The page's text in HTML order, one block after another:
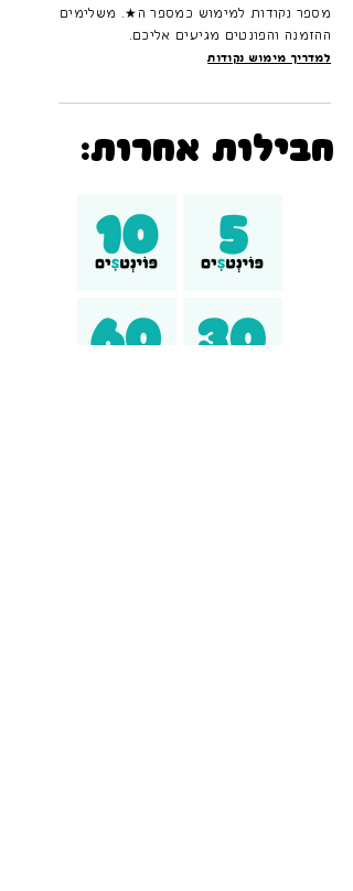
מספר נקודות למימוש כמספר ה★. משלימים את
ההזמנה והפונטים מגיעים אליכם.
למדריך מימוש נקודות
חבילות אחרות: